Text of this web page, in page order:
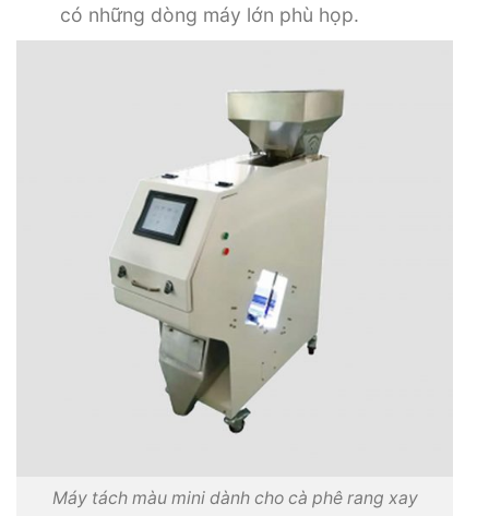
có những dòng máy lớn phù họp.
Máy tách màu mini dành cho cà phê rang xay